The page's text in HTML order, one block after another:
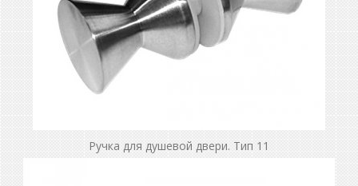
Ручка для душевой двери. Тип 11